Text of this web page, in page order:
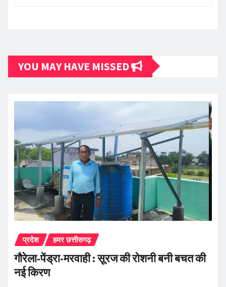
YOU MAY HAVE MISSED
प्रदेश हमर छत्तीसगढ़
गौरेला-पेंड्रा-मरवाही : सूरज की रोशनी बनी बचत की
नई किरण